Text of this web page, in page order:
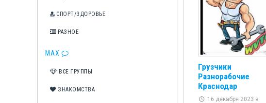
СПОРТ/ЗДОРОВЬЕ
РАЗНОЕ
MAX
ВСЕ ГРУППЫ
ЗНАКОМСТВА
Грузчики
Разнорабочие
Краснодар
16 декабря 2023 в